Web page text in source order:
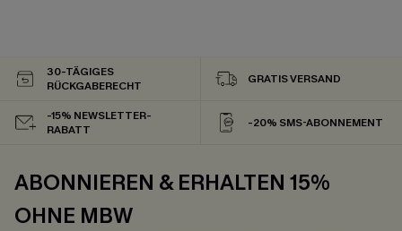
30-TÄGIGES
RÜCKGABERECHT
GRATIS VERSAND
-15% NEWSLETTER-
RABATT
-20% SMS-ABONNEMENT
ABONNIEREN & ERHALTEN 15%
OHNE MBW